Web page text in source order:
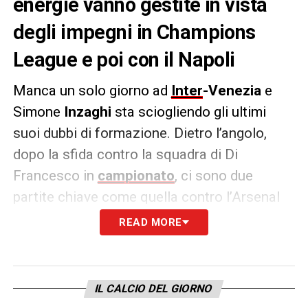
degli impegni in Champions
League e poi con il Napoli
Manca un solo giorno ad Inter-Venezia e
Simone Inzaghi sta sciogliendo gli ultimi
suoi dubbi di formazione. Dietro l’angolo,
dopo la sfida contro la squadra di Di
Francesco in campionato, ci sono due
partite chiave come quella contro l’Arsenal
Champions Leaguee contro il
campionato. Motivo per cui è naturale
ragionato (considerando anche i vari
READ MORE
IL CALCIO DEL GIORNO